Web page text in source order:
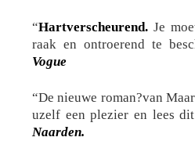
“Hartverscheurend. Je
raak en ontroerend te
Vogue
“De nieuwe roman?van
uzelf een plezier en lees
Naarden.